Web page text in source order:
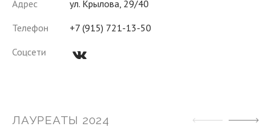
Адрес
ул. Крылова, 29/40
Телефон
+7 (915) 721-13-50
Соцсети
vk
ЛАУРЕАТЫ 2024